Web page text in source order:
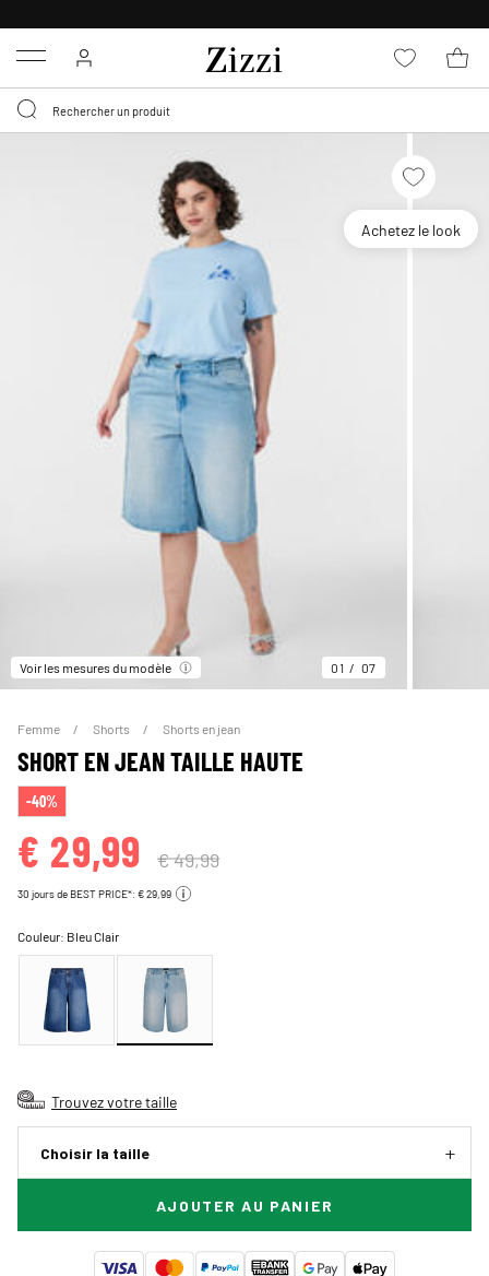
Menu
Achetez le look
Voir les mesures du modèle 01 07
Femme Shorts Shorts en jean
SHORT EN JEAN TAILLE HAUTE
-40%
€ 29,99 € 49,99
30 jours de BEST PRICE*: € 29,99
Couleur: Bleu Clair
Trouvez votre taille
Choisir la taille
AJOUTER AU PANIER